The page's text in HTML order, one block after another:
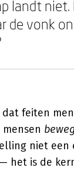
landt
de vonk
dat feiten
niet een
het is de